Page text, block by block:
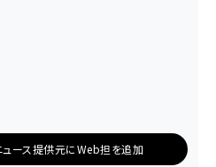
ュース提供元にWeb担を追加